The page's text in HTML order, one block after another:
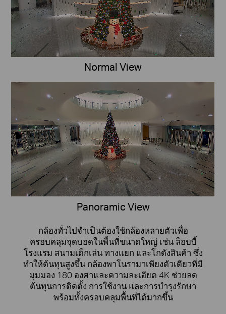
Normal View
Panoramic View
กล้องทั่วไปจำเป็นต้องใช้กล้องหลายตัวเพื่อ
ครอบคลุมจุดบอดในพื้นที่ขนาดใหญ่ เช่น ล็อบบี้
โรงแรม สนามเด็กเล่น ทางแยก และโกดังสินค้า ซึ่ง
ทำให้ต้นทุนสูงขึ้น กล้องพาโนรามาเพียงตัวเดียวที่มี
มุมมอง 180 องศาและความละเอียด 4K ช่วยลด
ต้นทุนการติดตั้ง การใช้งาน และการบำรุงรักษา
พร้อมทั้งครอบคลุมพื้นที่ได้มากขึ้น